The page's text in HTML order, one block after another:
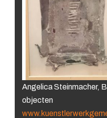
Angelica Steinmacher,
objecten